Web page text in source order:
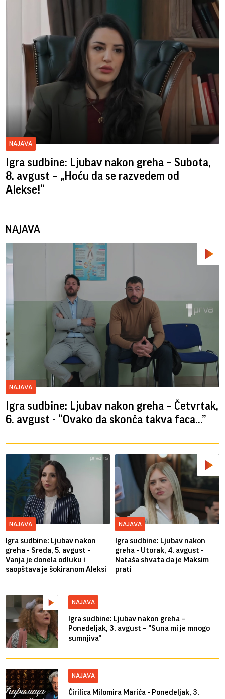
NAJAVA
Igra sudbine: Ljubav nakon greha – Subota,
8. avgust – „Hoću da se razvedem od
Alekse!“
NAJAVA
NAJAVA
Igra sudbine: Ljubav nakon greha – Četvrtak,
6. avgust - “Ovako da skonča takva faca…”
NAJAVA
Igra sudbine: Ljubav nakon
greha - Sreda, 5. avgust -
Vanja je donela odluku i
saopštava je šokiranom Aleksi
NAJAVA
Igra sudbine: Ljubav nakon
greha - Utorak, 4. avgust -
Nataša shvata da je Maksim
prati
NAJAVA
Igra sudbine: Ljubav nakon greha –
Ponedeljak, 3. avgust – "Suna mi je mnogo
sumnjiva"
NAJAVA
Ćirilica Milomira Marića - Ponedeljak, 3.